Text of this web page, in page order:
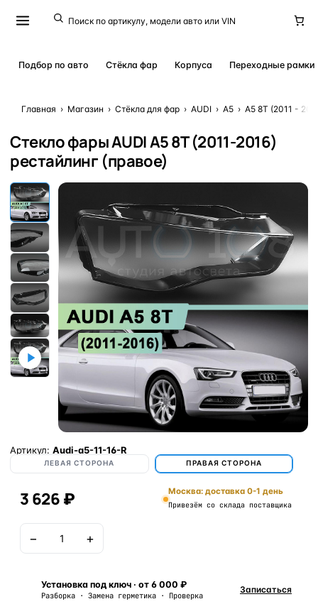
Подбор по авто Стёкла фар Корпуса Переходные рамки
Главная › Магазин › Стёкла для фар › AUDI › A5 › A5 8T (2011 -
Стекло фары AUDI A5 8T (2011-2016)
рестайлинг (правое)
Артикул: Audi-a5-11-16-R
ЛЕВАЯ СТОРОНА ПРАВАЯ СТОРОНА
3 626 ₽ Москва: доставка 0-1 день
Привезём со склада поставщика
− +
Установка под ключ · от 6 000 ₽
Разборка · Замена герметика · Проверка
Записаться